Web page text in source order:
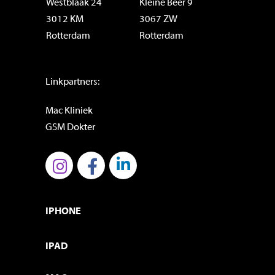
Westblaak 24
3012 KM
Rotterdam
Kleine Beer 9
3067 ZW
Rotterdam
Linkpartners:
Mac Kliniek
GSM Dokter
IPHONE
IPAD